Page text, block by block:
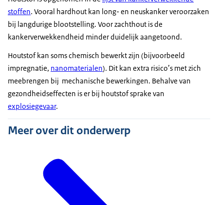
stoffen. Vooral hardhout kan long- en neuskanker veroorzaken
bij langdurige blootstelling. Voor zachthout is de
kankerverwekkendheid minder duidelijk aangetoond.
Houtstof kan soms chemisch bewerkt zijn (bijvoorbeeld
impregnatie, nanomaterialen). Dit kan extra risico’s met zich
meebrengen bij mechanische bewerkingen. Behalve van
gezondheidseffecten is er bij houtstof sprake van
explosiegevaar.
Meer over dit onderwerp